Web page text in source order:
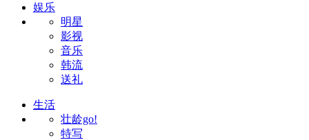
娱乐
明星
影视
音乐
韩流
送礼
生活
壮龄go!
特写